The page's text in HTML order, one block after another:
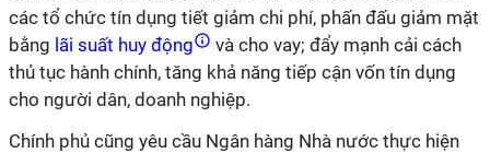
các tổ chức tín dụng tiết giảm chi phí, phấn đấu giảm mặt
bằng lãi suất huy động
và cho vay; đẩy mạnh cải cách
thủ tục hành chính, tăng khả năng tiếp cận vốn tín dụng
cho người dân, doanh nghiệp.
Chính phủ cũng yêu cầu Ngân hàng Nhà nước thực hiện